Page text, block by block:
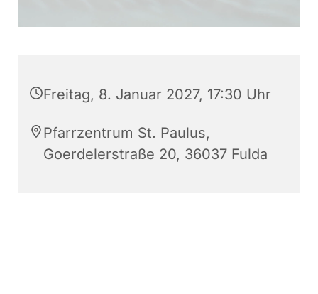
Freitag, 8. Januar 2027, 17:30 Uhr
Pfarrzentrum St. Paulus,
Goerdelerstraße 20, 36037 Fulda